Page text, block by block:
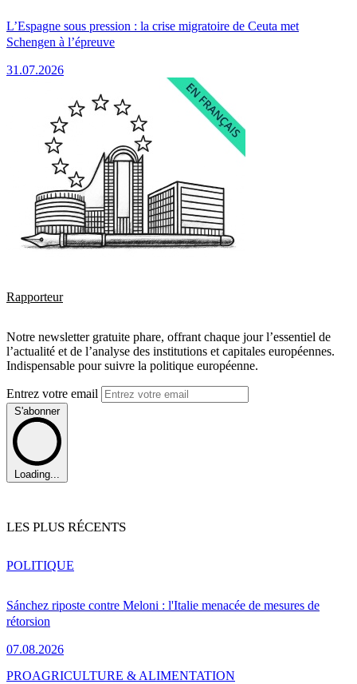
L’Espagne sous pression : la crise migratoire de Ceuta met
Schengen à l’épreuve
31.07.2026
Rapporteur
Notre newsletter gratuite phare, offrant chaque jour l’essentiel de
l’actualité et de l’analyse des institutions et capitales européennes.
Indispensable pour suivre la politique européenne.
Entrez votre email
S'abonner
Loading...
LES PLUS RÉCENTS
Sánchez riposte contre Meloni : l'Italie menacée de mesures de
rétorsion
07.08.2026
POLITIQUE
PROAGRICULTURE & ALIMENTATION